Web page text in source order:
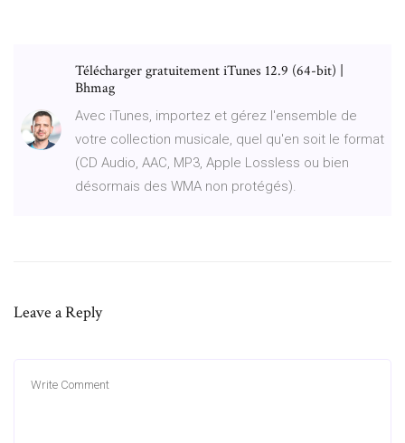
Télécharger gratuitement iTunes 12.9 (64-bit) |
Bhmag
Avec iTunes, importez et gérez l'ensemble de
votre collection musicale, quel qu'en soit le format
(CD Audio, AAC, MP3, Apple Lossless ou bien
désormais des WMA non protégés).
Leave a Reply